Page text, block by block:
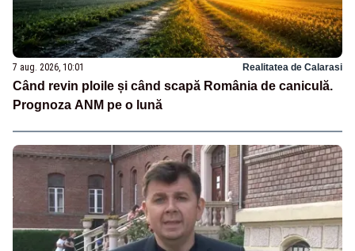
7 aug. 2026, 10:01 Realitatea de Calarasi
Când revin ploile și când scapă România de caniculă.
Prognoza ANM pe o lună